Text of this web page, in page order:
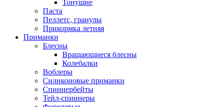
Тонущие
Паста
Пеллетс, гранулы
Прикормка летняя
Приманки
Блесны
Вращающиеся блесны
Колебалки
Воблеры
Силиконовые приманки
Спиннербейты
Тейл-спиннеры